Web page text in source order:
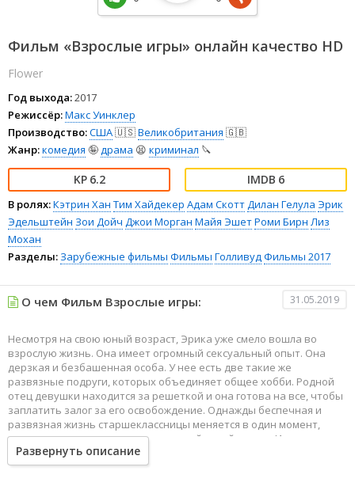
Фильм «Взрослые игры» онлайн качество HD
Flower
Год выхода:2017
Режиссёр:Макс Уинклер
Производство:США🇺🇸Великобритания 🇬🇧
Жанр:комедия 🤪драма 😫 криминал 🔪
6.2 6
В ролях:Кэтрин Хан Тим Хайдекер Адам СкоттДилан Гелула Эрик
Эдельштейн Зои Дойч Джои Морган Майя ЭшетРоми Бирн Лиз
Мохан
Разделы: Зарубежные фильмы Фильмы ГолливудФильмы 2017
О чем Фильм Взрослые игры: 31.05.2019
Несмотря на свою юный возраст, Эрика уже смело вошла во
взрослую жизнь. Она имеет огромный сексуальный опыт. Она
дерзкая и безбашенная особа. У нее есть две такие же
развязные подруги, которых объединяет общее хобби. Родной
отец девушки находится за решеткой и она готова на все, чтобы
заплатить залог за его освобождение. Однажды беспечная и
развязная жизнь старшеклассницы меняется в один момент,
когда ее мать знакомится с мужчиной своей мечты. И это уже
становится игрой под названием жизнь, в которой все возможно
и правила меняются каждую секунду.
Развернуть описание